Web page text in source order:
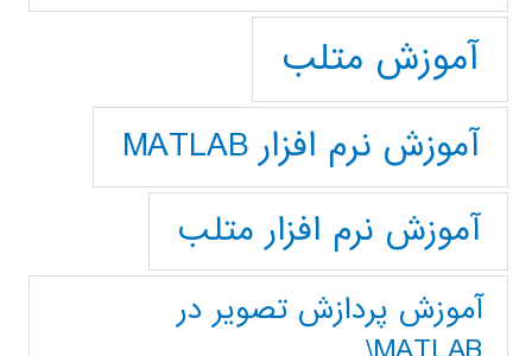
آموزش متلب
آموزش نرم افزار MATLAB
آموزش نرم افزار متلب
آموزش پردازش تصوير در